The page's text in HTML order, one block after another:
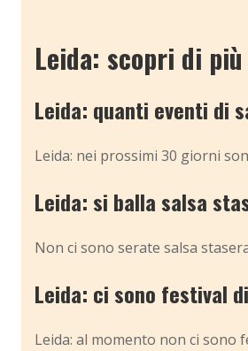
Leida: scopri di
Leida: quanti eventi di
Leida: nei prossimi 30 giorni
Leida: si balla salsa
Non ci sono serate salsa
Leida: ci sono festival
Leida: al momento non ci sono